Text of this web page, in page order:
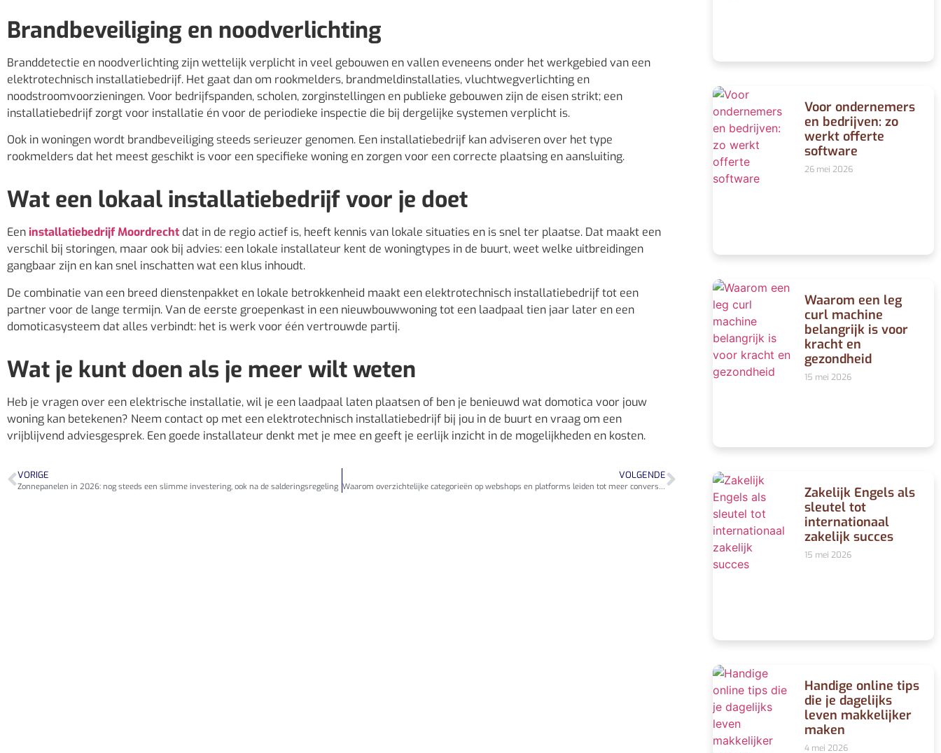
Brandbeveiliging en noodverlichting
Branddetectie en noodverlichting zijn wettelijk verplicht in veel gebouwen en vallen eveneens onder het werkgebied van een
elektrotechnisch installatiebedrijf. Het gaat dan om rookmelders, brandmeldinstallaties, vluchtwegverlichting en
noodstroomvoorzieningen. Voor bedrijfspanden, scholen, zorginstellingen en publieke gebouwen zijn de eisen strikt; een
installatiebedrijf zorgt voor installatie én voor de periodieke inspectie die bij dergelijke systemen verplicht is.
Ook in woningen wordt brandbeveiliging steeds serieuzer genomen. Een installatiebedrijf kan adviseren over het type
rookmelders dat het meest geschikt is voor een specifieke woning en zorgen voor een correcte plaatsing en aansluiting.
Wat een lokaal installatiebedrijf voor je doet
Eeninstallatiebedrijf Moordrecht dat in de regio actief is, heeft kennis van lokale situaties en is snel ter plaatse. Dat maakt een
verschil bij storingen, maar ook bij advies: een lokale installateur kent de woningtypes in de buurt, weet welke uitbreidingen
gangbaar zijn en kan snel inschatten wat een klus inhoudt.
De combinatie van een breed dienstenpakket en lokale betrokkenheid maakt een elektrotechnisch installatiebedrijf tot een
partner voor de lange termijn. Van de eerste groepenkast in een nieuwbouwwoning tot een laadpaal tien jaar later en een
domoticasysteem dat alles verbindt: het is werk voor één vertrouwde partij.
Wat je kunt doen als je meer wilt weten
Heb je vragen over een elektrische installatie, wil je een laadpaal laten plaatsen of ben je benieuwd wat domotica voor jouw
woning kan betekenen? Neem contact op met een elektrotechnisch installatiebedrijf bij jou in de buurt en vraag om een
vrijblijvend adviesgesprek. Een goede installateur denkt met je mee en geeft je eerlijk inzicht in de mogelijkheden en kosten.
VORIGE
Zonnepanelen in 2026: nog steeds een slimme investering, ook na de salderingsregeling
VOLGENDE
Waarom overzichtelijke categorieën op webshops en platforms leiden tot meer conversies
Voor ondernemers
en bedrijven: zo
werkt offerte
software
26 mei 2026
Waarom een leg
curl machine
belangrijk is voor
kracht en
gezondheid
15 mei 2026
Zakelijk Engels als
sleutel tot
internationaal
zakelijk succes
15 mei 2026
Handige online tips
die je dagelijks
leven makkelijker
maken
4 mei 2026